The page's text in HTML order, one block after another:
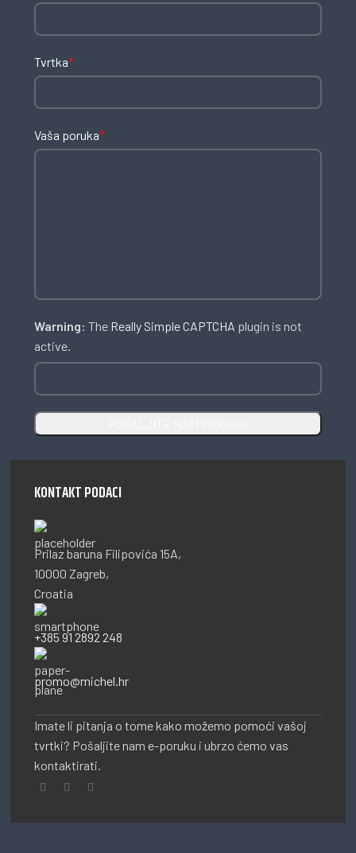
Tvrtka*
Vaša poruka*
Warning: The Really Simple CAPTCHA plugin is not
active.
KONTAKT PODACI
Prilaz baruna Filipovića 15A,
10000 Zagreb,
Croatia
+385 91 2892 248
promo@michel.hr
Imate li pitanja o tome kako možemo pomoći vašoj
tvrtki? Pošaljite nam e-poruku i ubrzo ćemo vas
kontaktirati.